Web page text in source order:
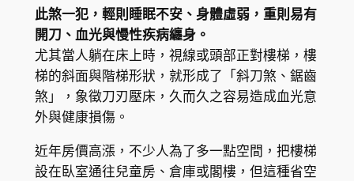
此煞一犯，輕則睡眠不安、身體虛弱，重則易有
開刀、血光與慢性疾病纏身。
尤其當人躺在床上時，視線或頭部正對樓梯，樓
梯的斜面與階梯形狀，就形成了「斜刀煞、鋸齒
煞」，象徵刀刃壓床，久而久之容易造成血光意
外與健康損傷。
近年房價高漲，不少人為了多一點空間，把樓梯
設在臥室通往兒童房、倉庫或閣樓，但這種省空